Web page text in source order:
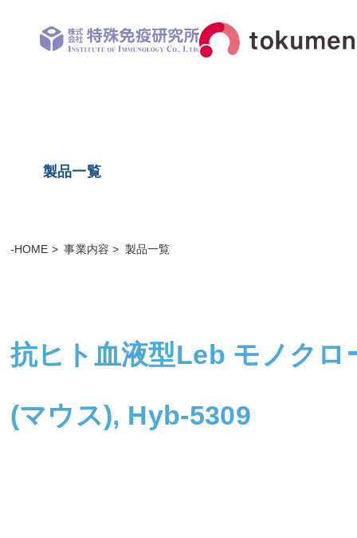
製品一覧
-HOME 事業内容 製品一覧
抗ヒト血液型Leb モノクロ
(マウス), Hyb-5309